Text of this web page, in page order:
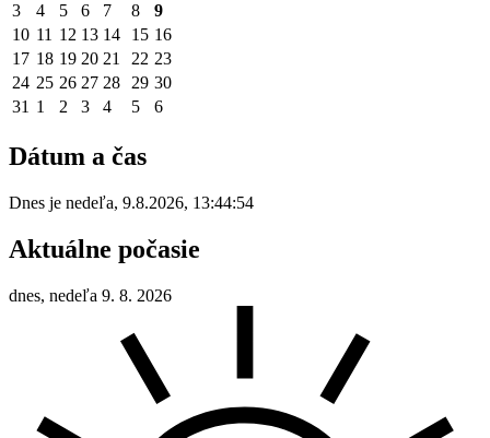
3
4 5 6 7 8
9
10 11 12 13 14 15 16
17 18 19 20 21 22 23
24 25 26 27 28 29 30
31 1 2 3 4 5 6
Dátum a čas
Dnes je nedeľa, 9.8.2026, 13:44:54
Aktuálne počasie
dnes, nedeľa 9. 8. 2026